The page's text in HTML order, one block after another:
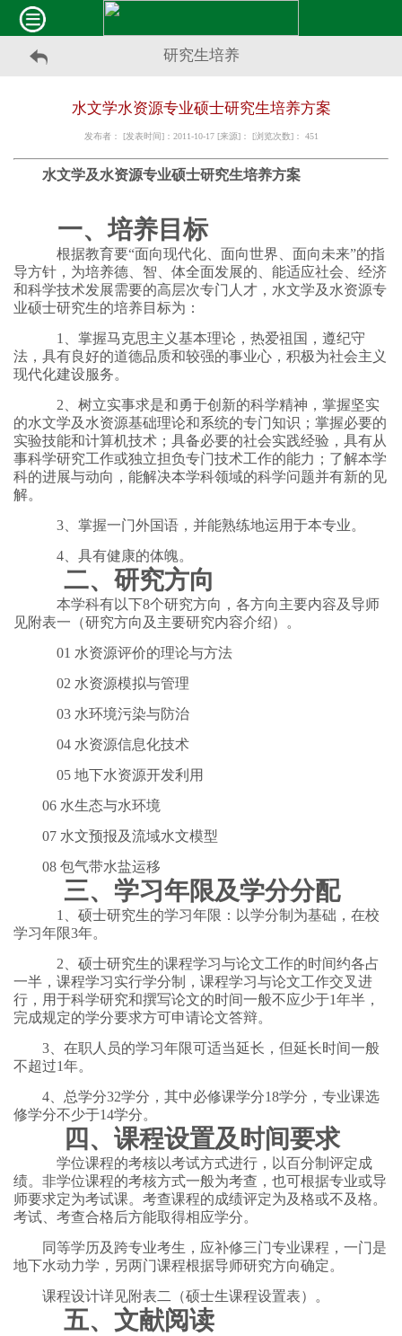
研究生培养
水文学水资源专业硕士研究生培养方案
发布者： [发表时间]：2011-10-17 [来源]： [浏览次数]： 451
水文学及水资源专业硕士研究生培养方案
一、培养目标
根据教育要“面向现代化、面向世界、面向未来”的指
导方针，为培养德、智、体全面发展的、能适应社会、经济
和科学技术发展需要的高层次专门人才，水文学及水资源专
业硕士研究生的培养目标为：
1、掌握马克思主义基本理论，热爱祖国，遵纪守
法，具有良好的道德品质和较强的事业心，积极为社会主义
现代化建设服务。
2、树立实事求是和勇于创新的科学精神，掌握坚实
的水文学及水资源基础理论和系统的专门知识；掌握必要的
实验技能和计算机技术；具备必要的社会实践经验，具有从
事科学研究工作或独立担负专门技术工作的能力；了解本学
科的进展与动向，能解决本学科领域的科学问题并有新的见
解。
3、掌握一门外国语，并能熟练地运用于本专业。
4、具有健康的体魄。
二、研究方向
本学科有以下8个研究方向，各方向主要内容及导师
见附表一（研究方向及主要研究内容介绍）。
01 水资源评价的理论与方法
02 水资源模拟与管理
03 水环境污染与防治
04 水资源信息化技术
05 地下水资源开发利用
06 水生态与水环境
07 水文预报及流域水文模型
08 包气带水盐运移
三、学习年限及学分分配
1、硕士研究生的学习年限：以学分制为基础，在校
学习年限3年。
2、硕士研究生的课程学习与论文工作的时间约各占
一半，课程学习实行学分制，课程学习与论文工作交叉进
行，用于科学研究和撰写论文的时间一般不应少于1年半，
完成规定的学分要求方可申请论文答辩。
3、在职人员的学习年限可适当延长，但延长时间一般
不超过1年。
4、总学分32学分，其中必修课学分18学分，专业课选
修学分不少于14学分。
四、课程设置及时间要求
学位课程的考核以考试方式进行，以百分制评定成
绩。非学位课程的考核方式一般为考查，也可根据专业或导
师要求定为考试课。考查课程的成绩评定为及格或不及格。
考试、考查合格后方能取得相应学分。
同等学历及跨专业考生，应补修三门专业课程，一门是
地下水动力学，另两门课程根据导师研究方向确定。
课程设计详见附表二（硕士生课程设置表）。
五、文献阅读